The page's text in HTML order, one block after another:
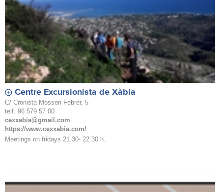
Centre Excursionista de Xàbia
C/ Cronista Mossen Febrer, 5
telf. 96 579 57 00
cexxabia@gmail.com
https://www.cexxabia.com/
Meetings on fridays 21.30- 22.30 h.